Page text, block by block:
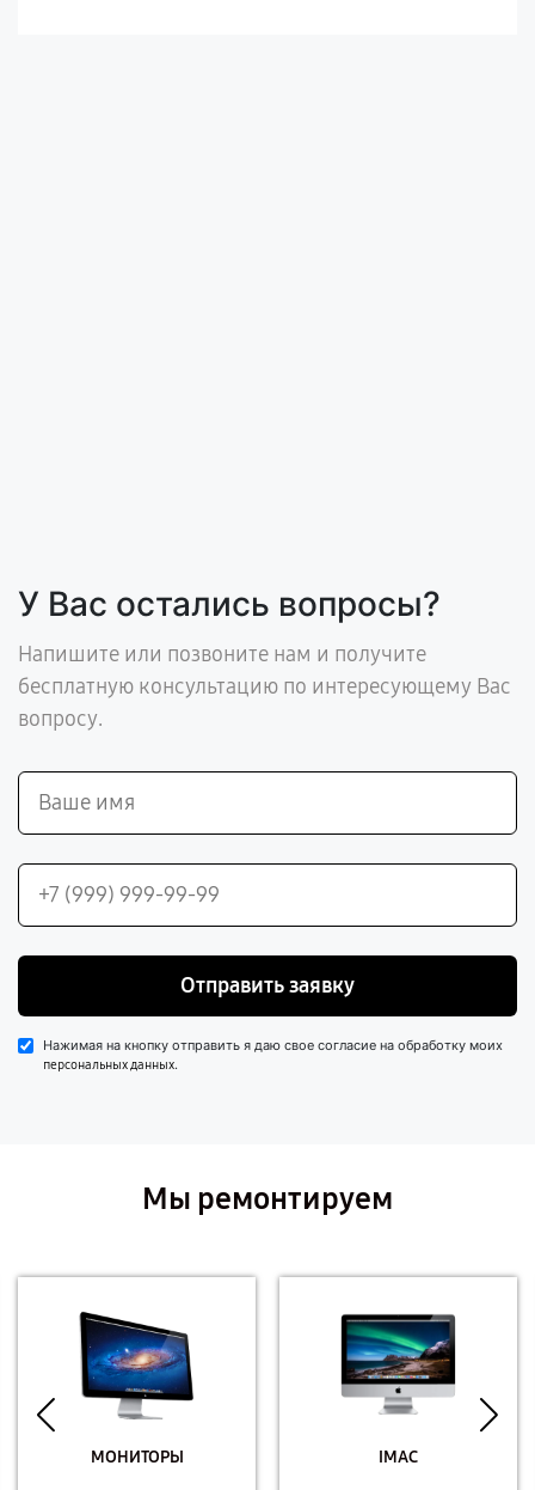
У Вас остались вопросы?
Напишите или позвоните нам и получите
бесплатную консультацию по интересующему Вас
вопросу.
Отправить заявку
Нажимая на кнопку отправить я даю свое согласие на обработку моих
персональных данных.
Мы ремонтируем
МОНИТОРЫ IMAC